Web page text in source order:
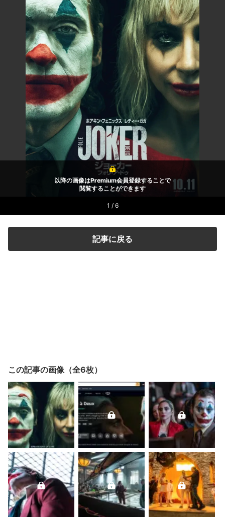
以降の画像はPremium会員登録することで
閲覧することができます
1 / 6
記事に戻る
この記事の画像（全6枚）